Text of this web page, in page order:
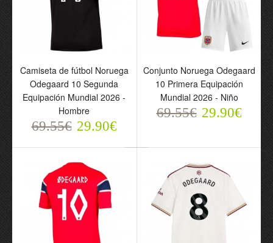
Camiseta de fútbol
Noruega Odegaard 10
Segunda Equipación
Mundial 2026 - Hombre
69.55€
Conjunto Noruega
Odegaard 10 Primera
Equipación Mundial 2026
69.55€
Camiseta de fútbol Noruega
Odegaard 10 Segunda
Equipación Mundial 2026 -
Hombre
69.55€ 29.90€
Conjunto Noruega Odegaard
10 Primera Equipación
Mundial 2026 - Niño
69.55€ 29.90€